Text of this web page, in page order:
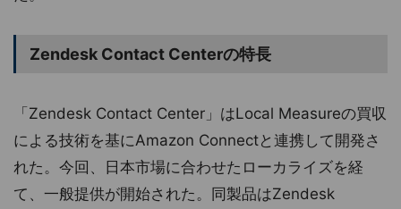
Zendesk Contact Centerの特長
「Zendesk Contact Center」はLocal Measureの買収
による技術を基にAmazon Connectと連携して開発さ
れた。今回、日本市場に合わせたローカライズを経
て、一般提供が開始された。同製品はZendesk